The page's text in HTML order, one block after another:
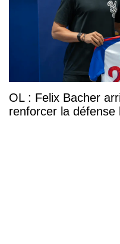
OL : Felix Bacher
renforcer la défense